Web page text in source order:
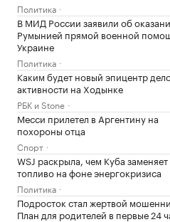
Политика
В МИД России заявили об
Румынией прямой военной
Украине
Политика
Каким будет новый эпицентр
активности на Ходынке
РБК и Stone
Месси прилетел в Аргентину на
похороны отца
Спорт
WSJ раскрыла, чем Куба заменяет
топливо на фоне энергокризиса
Политика
Подросток стал жертвой
План для родителей в первые 24